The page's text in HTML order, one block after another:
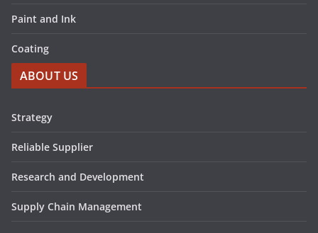
Paint and Ink
Coating
ABOUT US
Strategy
Reliable Supplier
Research and Development
Supply Chain Management